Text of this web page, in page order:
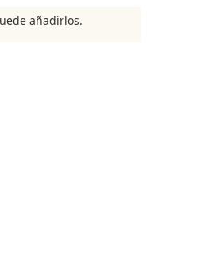
añadirlos.